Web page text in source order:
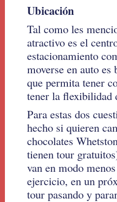
Ubicación
Tal como les
atractivo es el
estacionamiento
moverse en auto
que permita tener
tener la flexibilidad
Para estas dos
hecho si quieren
chocolates
tienen tour
van en modo
ejercicio, en un
tour pasando y